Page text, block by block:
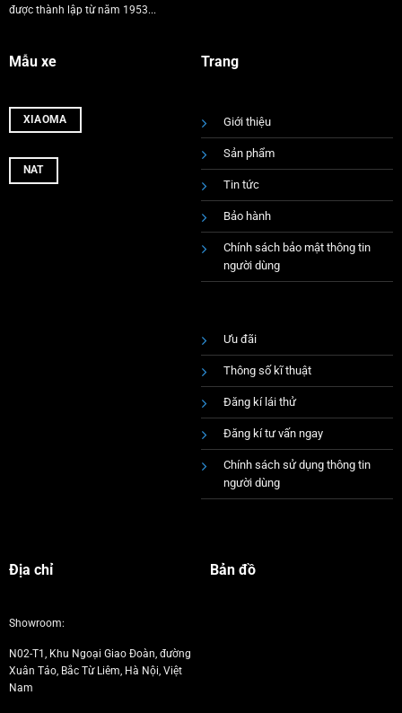
được thành lập từ năm 1953...
Mẫu xe
XIAOMA
NAT
Trang
Giới thiệu
Sản phẩm
Tin tức
Bảo hành
Chính sách bảo mật thông tin
người dùng
Ưu đãi
Thông số kĩ thuật
Đăng kí lái thử
Đăng kí tư vấn ngay
Chính sách sử dụng thông tin
người dùng
Địa chỉ
Showroom:
N02-T1, Khu Ngoại Giao Đoàn, đường
Xuân Tảo, Bắc Từ Liêm, Hà Nội, Việt
Nam
Bản đồ